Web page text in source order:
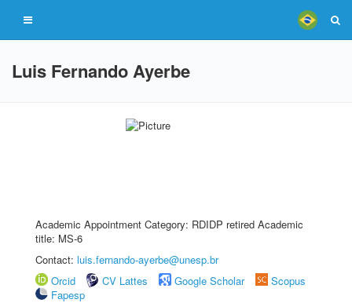
Luis Fernando Ayerbe
Academic Appointment Category: RDIDP retired Academic
title: MS-6
Contact: luis.fernando-ayerbe@unesp.br
Orcid
CV Lattes Google Scholar
Scopus
Fapesp